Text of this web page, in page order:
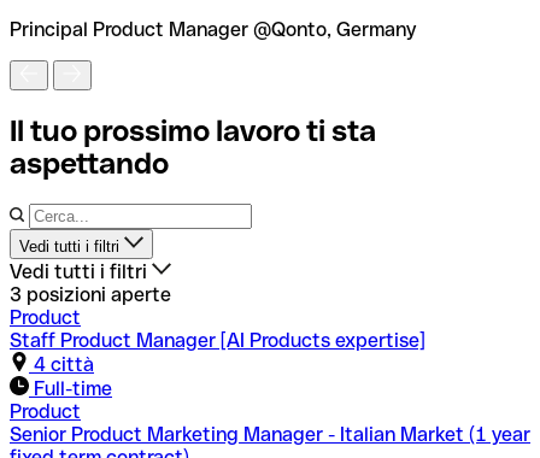
Principal Product Manager @Qonto, Germany
Il tuo prossimo lavoro ti sta
aspettando
Vedi tutti i filtri
Vedi tutti i filtri
Posizione
Tutti
Milan
Paris
Squadre
Tutti
Growth
Tech & Data
3 posizioni aperte
Product
Staff Product Manager [AI Products expertise]
4 città
Full-time
Product
Senior Product Marketing Manager - Italian Market (1 year